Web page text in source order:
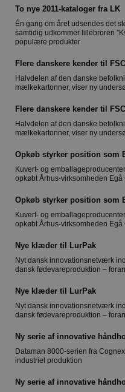
To nye 2011-kataloger fra LK
Én gang om året udsendes det
samtidig udkommer lillebroren
populære produkter
Flere danskere kender til
Halvdelen af den danske
mælkekartonner, viser ny
Flere danskere kender til
Halvdelen af den danske
mælkekartonner, viser ny
Opkøb styrker position som
Kuvert- og
opkøbt Århus-virksomheden Egå
Opkøb styrker position som
Kuvert- og
opkøbt Århus-virksomheden Egå
Nye klæder til LurPak
Nyt dansk innovationsnetværk
dansk fødevareproduktion –
Nye klæder til LurPak
Nyt dansk innovationsnetværk
dansk fødevareproduktion –
Ny serie af innovative
Dataman 8000-serien fra
industriel produktion
Ny serie af innovative